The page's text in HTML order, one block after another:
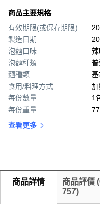
商品主要規格
有效期限(或保存期限)
製造日期
泡麵口味
泡麵種類
麵種類
食用/料理方式
每份數量
1
每份重量
查看更多
商品詳情 商品評價 (
757)